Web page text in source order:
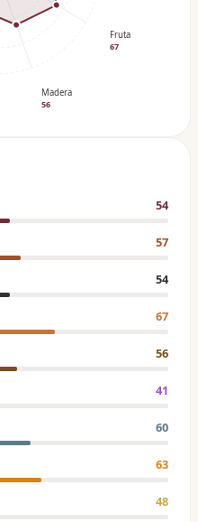
Fruta
67
Madera
56
54
57
54
67
56
41
60
63
48